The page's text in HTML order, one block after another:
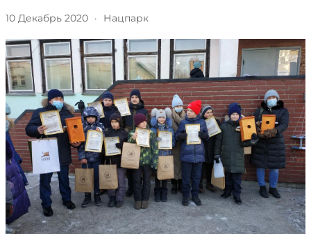
10 Декабрь 2020 · Нацпарк